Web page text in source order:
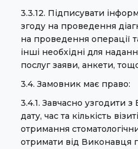
3.3.12. Підписувати
згоду на проведення
на проведення операції
інші необхідні для
послуг заяви, анкети,
3.4. Замовник має право:
3.4.1. Завчасно узгодити
дату, час та кількість
отримання
отримати від Виконавця